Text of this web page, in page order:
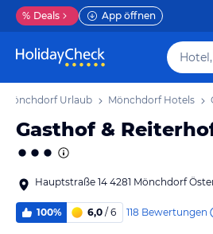
% Deals App öffnen
Mönchdorf Urlaub Mönchdorf Hotels
Gasthof &
Hauptstraße 14 4281 Mönchdorf
100% 6,0 / 6 118 Bewertungen